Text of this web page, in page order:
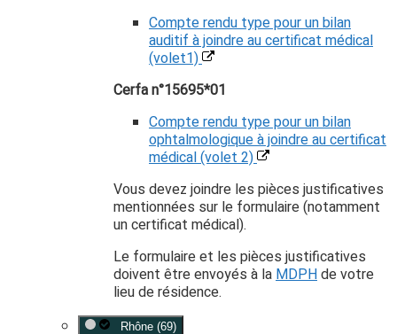
Compte rendu type pour un bilan
auditif à joindre au certificat médical
(volet1)
Cerfa n°15695*01
Compte rendu type pour un bilan
ophtalmologique à joindre au certificat
médical (volet 2)
Vous devez joindre les pièces justificatives
mentionnées sur le formulaire (notamment
un certificat médical).
Le formulaire et les pièces justificatives
doivent être envoyés à la MDPHde votre
lieu de résidence.
Rhône (69)